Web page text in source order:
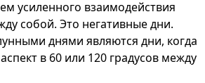
усиленного взаимодействия
собой. Это негативные дни.
днями являются дни, когда
в 60 или 120 градусов между